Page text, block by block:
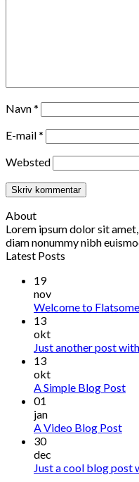
Navn*
E-mail*
Websted
About
Lorem ipsum dolor sit
diam nonummy nibh
Latest Posts
19
nov
Welcome to Flatsome
13
okt
Just another post
13
okt
A Simple Blog Post
01
jan
A Video Blog Post
30
dec
Just a cool blog post